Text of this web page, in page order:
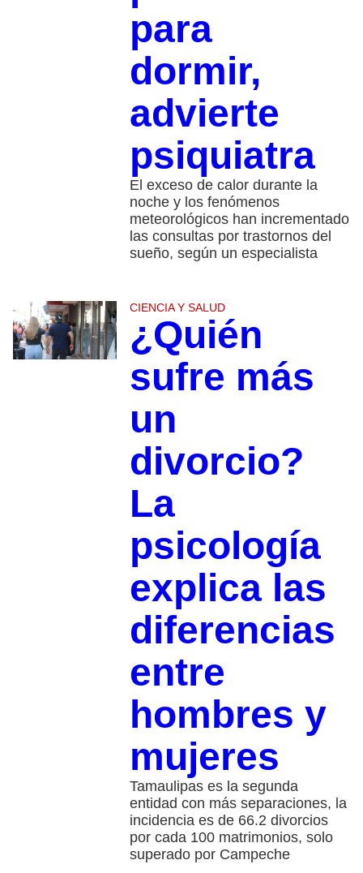
para
dormir,
advierte
psiquiatra
El exceso de calor durante la
noche y los fenómenos
meteorológicos han incrementado
las consultas por trastornos del
sueño, según un especialista
CIENCIA Y SALUD
¿Quién
sufre más
un
divorcio?
La
psicología
explica las
diferencias
entre
hombres y
mujeres
Tamaulipas es la segunda
entidad con más separaciones, la
incidencia es de 66.2 divorcios
por cada 100 matrimonios, solo
superado por Campeche